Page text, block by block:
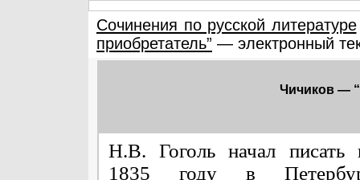
Сочинения по русской литературе
приобретатель” — электронный
Чичиков —
Н.В. Гоголь начал писать
1835 году в